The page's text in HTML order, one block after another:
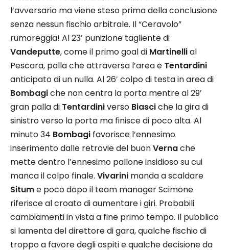
l’avversario ma viene steso prima della conclusione
senza nessun fischio arbitrale. Il “Ceravolo”
rumoreggia! Al 23′ punizione tagliente di
Vandeputte, come il primo goal di Martinellial
Pescara, palla che attraversa l’area e Tentardini
anticipato di un nulla. Al 26′ colpo di testa in area di
Bombagiche non centra la porta mentre al 29′
gran palla di Tentardiniverso Biasciche la gira di
sinistro verso la porta ma finisce di poco alta. Al
minuto 34 Bombagi favorisce l’ennesimo
inserimento dalle retrovie del buonVernache
mette dentro l’ennesimo pallone insidioso su cui
manca il colpo finale. Vivarini manda a scaldare
Situme poco dopo il team manager Scimone
riferisce al croato di aumentare i giri. Probabili
cambiamenti in vista a fine primo tempo. Il pubblico
si lamenta del direttore di gara, qualche fischio di
troppo a favore degli ospiti e qualche decisione da